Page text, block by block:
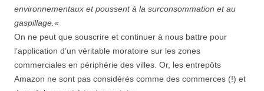
environnementaux et poussent à la surconsommation et au
gaspillage. «
On ne peut que souscrire et continuer à nous battre pour
l’application d’un véritable moratoire sur les zones
commerciales en périphérie des villes. Or, les entrepôts
Amazon ne sont pas considérés comme des commerces (!) et